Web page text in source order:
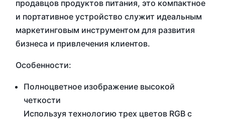
продавцов продуктов питания, это компактное
и портативное устройство служит идеальным
маркетинговым инструментом для развития
бизнеса и привлечения клиентов.
Особенности:
Полноцветное изображение высокой
четкости
Используя технологию трех цветов RGB с